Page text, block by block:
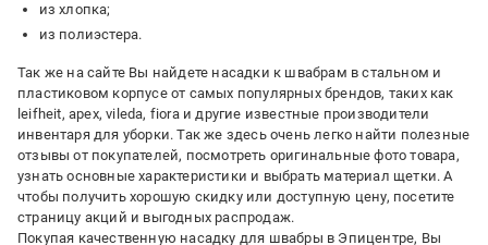
из хлопка;
из полиэстера.
Так же на сайте Вы найдете насадки к швабрам в стальном и
пластиковом корпусе от самых популярных брендов, таких как
leifheit, apex, vileda, fiora и другие известные производители
инвентаря для уборки. Так же здесь очень легко найти полезные
отзывы от покупателей, посмотреть оригинальные фото товара,
узнать основные характеристики и выбрать материал щетки. А
чтобы получить хорошую скидку или доступную цену, посетите
страницу акций и выгодных распродаж.
Покупая качественную насадку для швабры в Эпицентре, Вы